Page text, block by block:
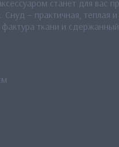
станет для вас
Снуд – практичная,
фактура ткани и